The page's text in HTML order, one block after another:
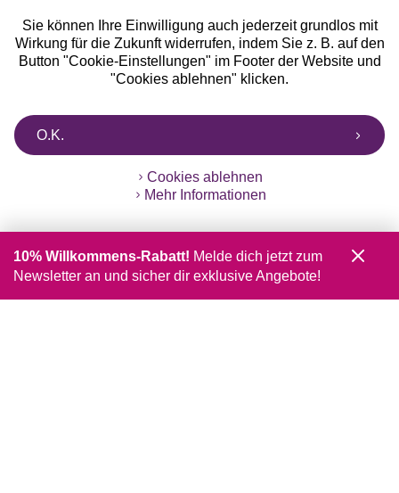
Sie können Ihre Einwilligung auch jederzeit grundlos mit
Wirkung für die Zukunft widerrufen, indem Sie z. B. auf den
Button "Cookie-Einstellungen" im Footer der Website und
"Cookies ablehnen" klicken.
O.K.
Cookies ablehnen
Mehr Informationen
10% Willkommens-Rabatt! Melde dich jetzt zum
Newsletter an und sicher dir exklusive Angebote!